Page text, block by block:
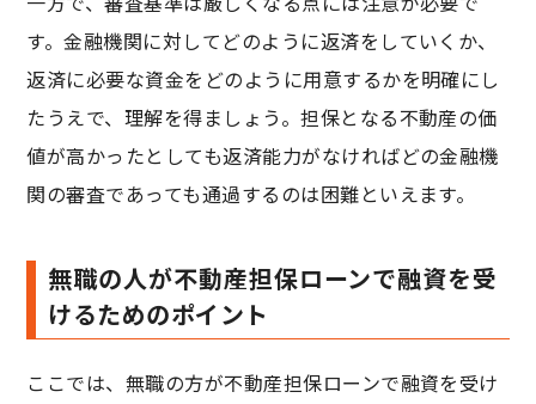
す。金融機関に対してどのように返済をしていくか、
返済に必要な資金をどのように用意するかを明確にし
たうえで、理解を得ましょう。担保となる不動産の価
値が高かったとしても返済能力がなければどの金融機
関の審査であっても通過するのは困難といえます。
無職の人が不動産担保ローンで融資を受
けるためのポイント
ここでは、無職の方が不動産担保ローンで融資を受け